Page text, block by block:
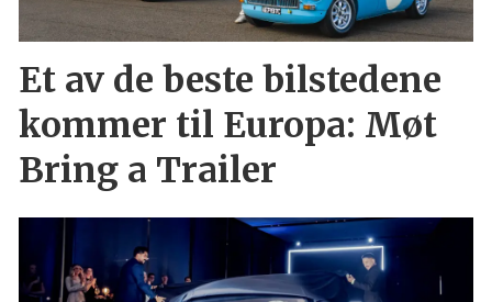
Et av de beste bilstedene
kommer til Europa: Møt
Bring a Trailer